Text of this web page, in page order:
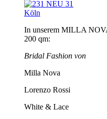
Köln
In unserem MILLA
200 qm:
Bridal Fashion von
Milla Nova
Lorenzo Rossi
White & Lace